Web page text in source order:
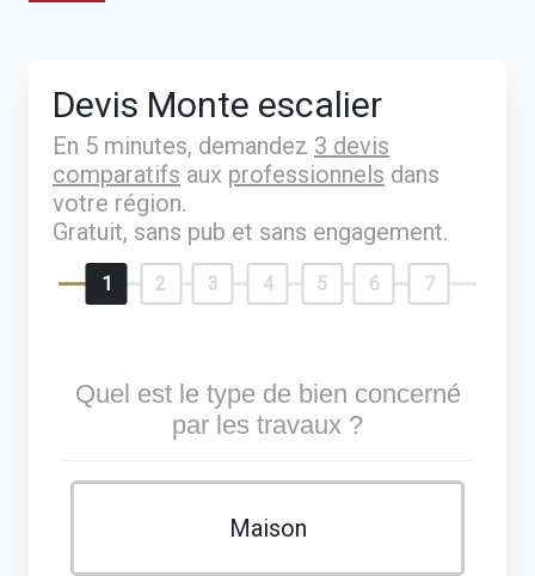
Devis Monte escalier
En 5 minutes, demandez 3 devis
comparatifs aux professionnels dans
votre région.
Gratuit, sans pub et sans engagement.
1 2 3 4 5 6 7
Quel est le type de bien concerné
par les travaux ?
Maison